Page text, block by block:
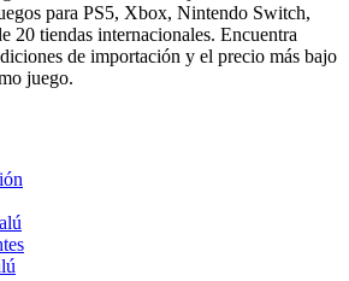
para PS5, Xbox, Nintendo Switch,
20 tiendas internacionales. Encuentra
de importación y el precio más bajo
juego.